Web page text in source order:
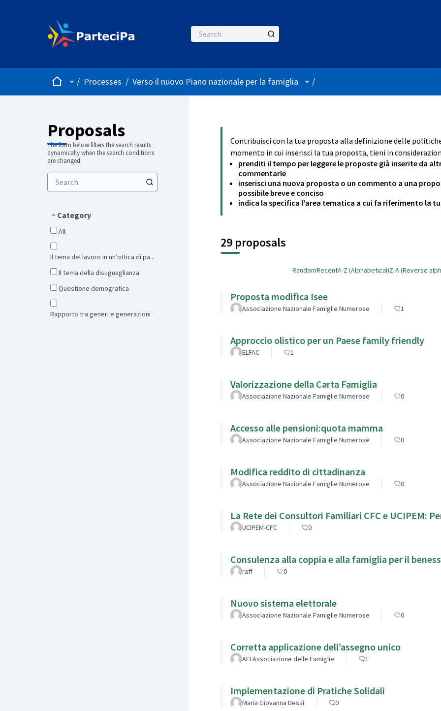
HomeMain menu
/ Processes / Verso il nuovo Piano nazionale per la famiglia User menu
/
Proposals
The form below filters the search results
dynamically when the search conditions
are changed.
Category
All
Il tema del lavoro in un’ottica di pa...
Il tema della disuguaglianza
Questione demografica
Rapporto tra generi e generazioni
Contribuisci con la tua proposta alla definizione delle
momento in cui inserisci la tua proposta, tieni in
prenditi il tempo per leggere le proposte già inserite da
commentarle
inserisci una nuova proposta o un commento a una
possibile breve e conciso
indica la specifica l'area tematica a cui fa riferimento la
29 proposals
RandomRecentA-Z (Alphabetical)Z-A (Reverse
Proposta modifica Isee
Associazione Nazionale Famiglie Numerose 1
Approccio olistico per un Paese family friendly
ELFAC 1
Valorizzazione della Carta Famiglia
Associazione Nazionale Famiglie Numerose 0
Accesso alle pensioni:quota mamma
Associazione Nazionale Famiglie Numerose 0
Modifica reddito di cittadinanza
Associazione Nazionale Famiglie Numerose 0
La Rete dei Consultori Familiari CFC e UCIPEM:
UCIPEM-CFC 0
Consulenza alla coppia e alla famiglia per il
raff 0
Nuovo sistema elettorale
Associazione Nazionale Famiglie Numerose 0
Corretta applicazione dell’assegno unico
AFI Associazione delle Famiglie 1
Implementazione di Pratiche Solidali
Maria Giovanna Dessì 0